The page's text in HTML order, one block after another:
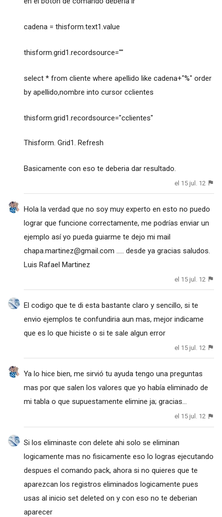
cadena = thisform.text1.value
thisform.grid1.recordsource=""
select * from cliente where apellido like cadena+"%" order
by apellido,nombre into cursor cclientes
thisform.grid1.recordsource="cclientes"
Thisform. Grid1. Refresh
Basicamente con eso te deberia dar resultado.
el 15 jul. 12
Hola la verdad que no soy muy experto en esto no puedo
lograr que funcione correctamente, me podrías enviar un
ejemplo así yo pueda guiarme te dejo mi mail
chapa.martinez@gmail.com ..... desde ya gracias saludos.
Luis Rafael Martinez
el 15 jul. 12
El codigo que te di esta bastante claro y sencillo, si te
envio ejemplos te confundiria aun mas, mejor indicame
que es lo que hiciste o si te sale algun error
el 15 jul. 12
Ya lo hice bien, me sirvió tu ayuda tengo una preguntas
mas por que salen los valores que yo había eliminado de
mi tabla o que supuestamente elimine ja; gracias...
el 15 jul. 12
Si los eliminaste con delete ahi solo se eliminan
logicamente mas no fisicamente eso lo logras ejecutando
despues el comando pack, ahora si no quieres que te
aparezcan los registros eliminados logicamente pues
usas al inicio set deleted on y con eso no te deberian
aparecer